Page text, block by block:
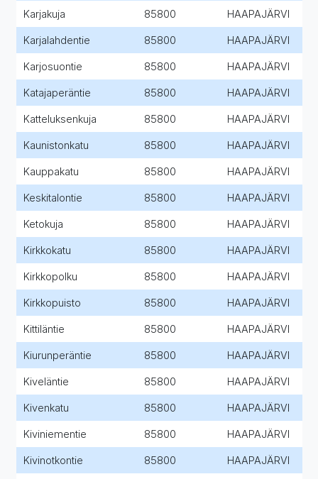
Karjakuja 85800 HAAPAJÄRVI
Karjalahdentie 85800 HAAPAJÄRVI
Karjosuontie 85800 HAAPAJÄRVI
Katajaperäntie 85800 HAAPAJÄRVI
Katteluksenkuja 85800 HAAPAJÄRVI
Kaunistonkatu 85800 HAAPAJÄRVI
Kauppakatu 85800 HAAPAJÄRVI
Keskitalontie 85800 HAAPAJÄRVI
Ketokuja 85800 HAAPAJÄRVI
Kirkkokatu 85800 HAAPAJÄRVI
Kirkkopolku 85800 HAAPAJÄRVI
Kirkkopuisto 85800 HAAPAJÄRVI
Kittiläntie 85800 HAAPAJÄRVI
Kiurunperäntie 85800 HAAPAJÄRVI
Kiveläntie 85800 HAAPAJÄRVI
Kivenkatu 85800 HAAPAJÄRVI
Kiviniementie 85800 HAAPAJÄRVI
Kivinotkontie 85800 HAAPAJÄRVI